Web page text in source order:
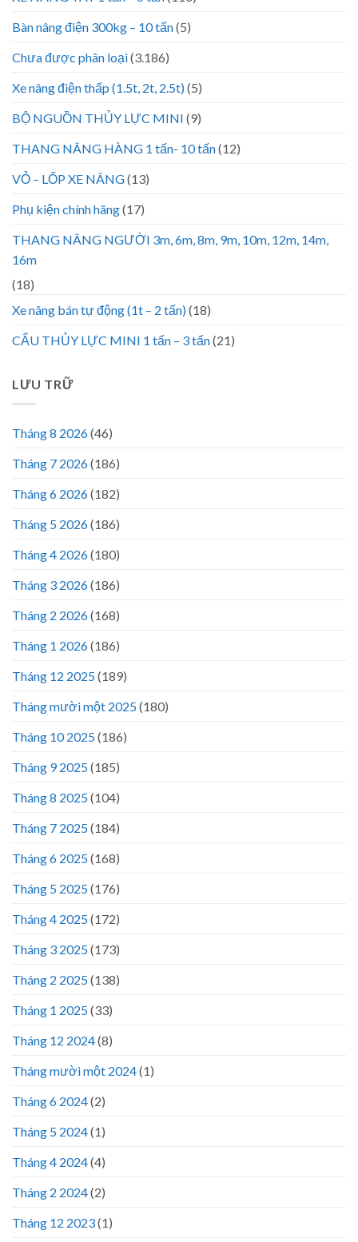
Bàn nâng điện 300kg – 10 tấn(5)
Chưa được phân loại(3.186)
Xe nâng điện thấp (1.5t, 2t, 2.5t)(5)
BỘ NGUỒN THỦY LỰC MINI (9)
THANG NÂNG HÀNG 1 tấn- 10 tấn(12)
VỎ – LỐP XE NÂNG(13)
Phụ kiện chính hãng(17)
THANG NÂNG NGƯỜI 3m, 6m, 8m, 9m, 10m, 12m, 14m,
16m
(18)
Xe nâng bán tự động (1t – 2 tấn)(18)
CẨU THỦY LỰC MINI 1 tấn – 3 tấn(21)
LƯU TRỮ
Tháng 8 2026(46)
Tháng 7 2026(186)
Tháng 6 2026(182)
Tháng 5 2026(186)
Tháng 4 2026(180)
Tháng 3 2026(186)
Tháng 2 2026(168)
Tháng 1 2026(186)
Tháng 12 2025(189)
Tháng mười một 2025(180)
Tháng 10 2025(186)
Tháng 9 2025(185)
Tháng 8 2025(104)
Tháng 7 2025(184)
Tháng 6 2025(168)
Tháng 5 2025(176)
Tháng 4 2025(172)
Tháng 3 2025(173)
Tháng 2 2025(138)
Tháng 1 2025(33)
Tháng 12 2024(8)
Tháng mười một 2024(1)
Tháng 6 2024(2)
Tháng 5 2024(1)
Tháng 4 2024(4)
Tháng 2 2024(2)
Tháng 12 2023(1)